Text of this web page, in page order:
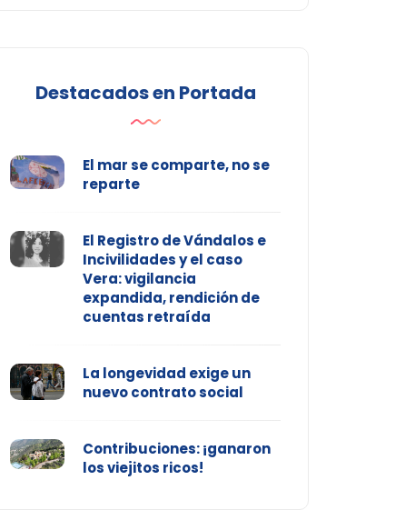
Destacados en Portada
El mar se comparte, no se
reparte
El Registro de Vándalos e
Incivilidades y el caso
Vera: vigilancia
expandida, rendición de
cuentas retraída
La longevidad exige un
nuevo contrato social
Contribuciones: ¡ganaron
los viejitos ricos!